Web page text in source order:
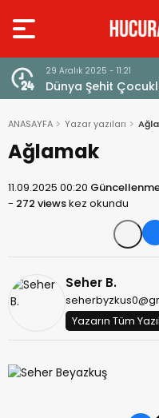
etkinliği
ANASAYFA Yazar yazıları
Ağlamak
11.09.2025 00:20
- 272 viewskez okundu
Seher B.
Yazarın Tüm